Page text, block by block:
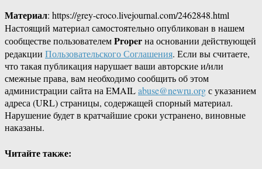
Материал: https://grey-croco.livejournal.com/2462848.html
Настоящий материал самостоятельно опубликован в нашем
сообществе пользователемProperна основании действующей
редакции Пользовательского Соглашения. Если вы считаете,
что такая публикация нарушает ваши авторские и/или
смежные права, вам необходимо сообщить об этом
администрации сайта на EMAILabuse@newru.orgс указанием
адреса (URL) страницы, содержащей спорный материал.
Нарушение будет в кратчайшие сроки устранено, виновные
наказаны.
Читайте также: